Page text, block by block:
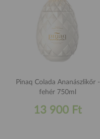
Pinaq Colada Ananászlikőr -
fehér 750ml
13 900 Ft